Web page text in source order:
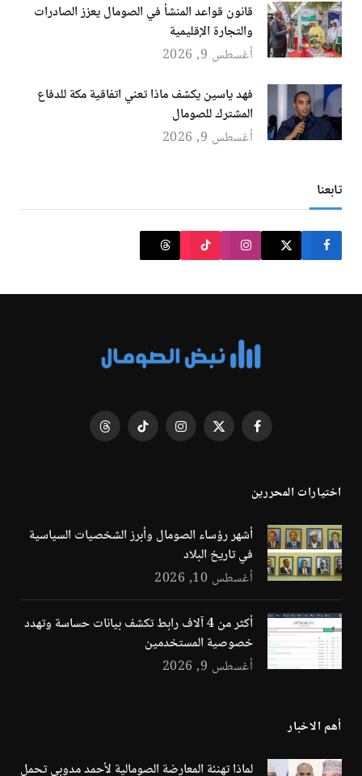
قانون قواعد المنشأ في الصومال يعزز الصادرات
والتجارة الإقليمية
أغسطس 9, 2026
فهد ياسين يكشف ماذا تعني اتفاقية مكة للدفاع
المشترك للصومال
أغسطس 9, 2026
تابعنا
فيسبوك X
الانستغرامتيكتوك Threads
اختيارات المحررين
أشهر رؤساء الصومال وأبرز الشخصيات السياسية
في تاريخ البلاد
أغسطس 10, 2026
أكثر من 4 آلاف رابط تكشف بيانات حساسة وتهدد
خصوصية المستخدمين
أغسطس 9, 2026
أهم الاخبار
لماذا تهنئة المعارضة الصومالية لأحمد مدوبي تحمل